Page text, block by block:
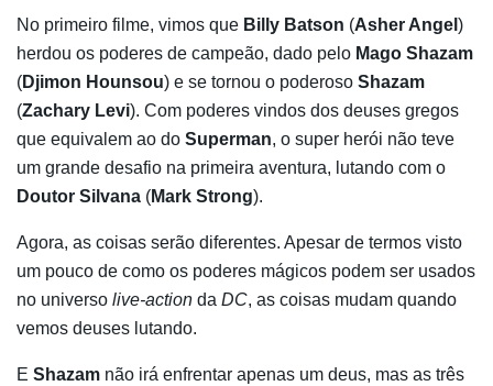
No primeiro filme, vimos que Billy Batson (Asher Angel )
herdou os poderes de campeão, dado pelo Mago Shazam
(Djimon Hounsou) e se tornou o poderoso Shazam
(Zachary Levi). Com poderes vindos dos deuses gregos
que equivalem ao do Superman, o super herói não teve
um grande desafio na primeira aventura, lutando com o
Doutor Silvana (Mark Strong).
Agora, as coisas serão diferentes. Apesar de termos visto
um pouco de como os poderes mágicos podem ser usados
no universo live-action da DC, as coisas mudam quando
vemos deuses lutando.
E Shazam não irá enfrentar apenas um deus, mas as três